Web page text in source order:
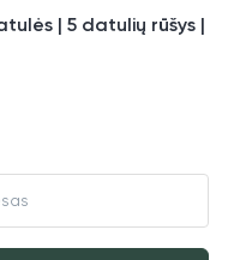
| 5 datulių rūšys |